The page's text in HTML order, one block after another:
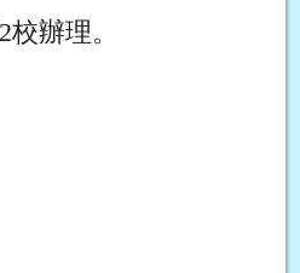
辦理。